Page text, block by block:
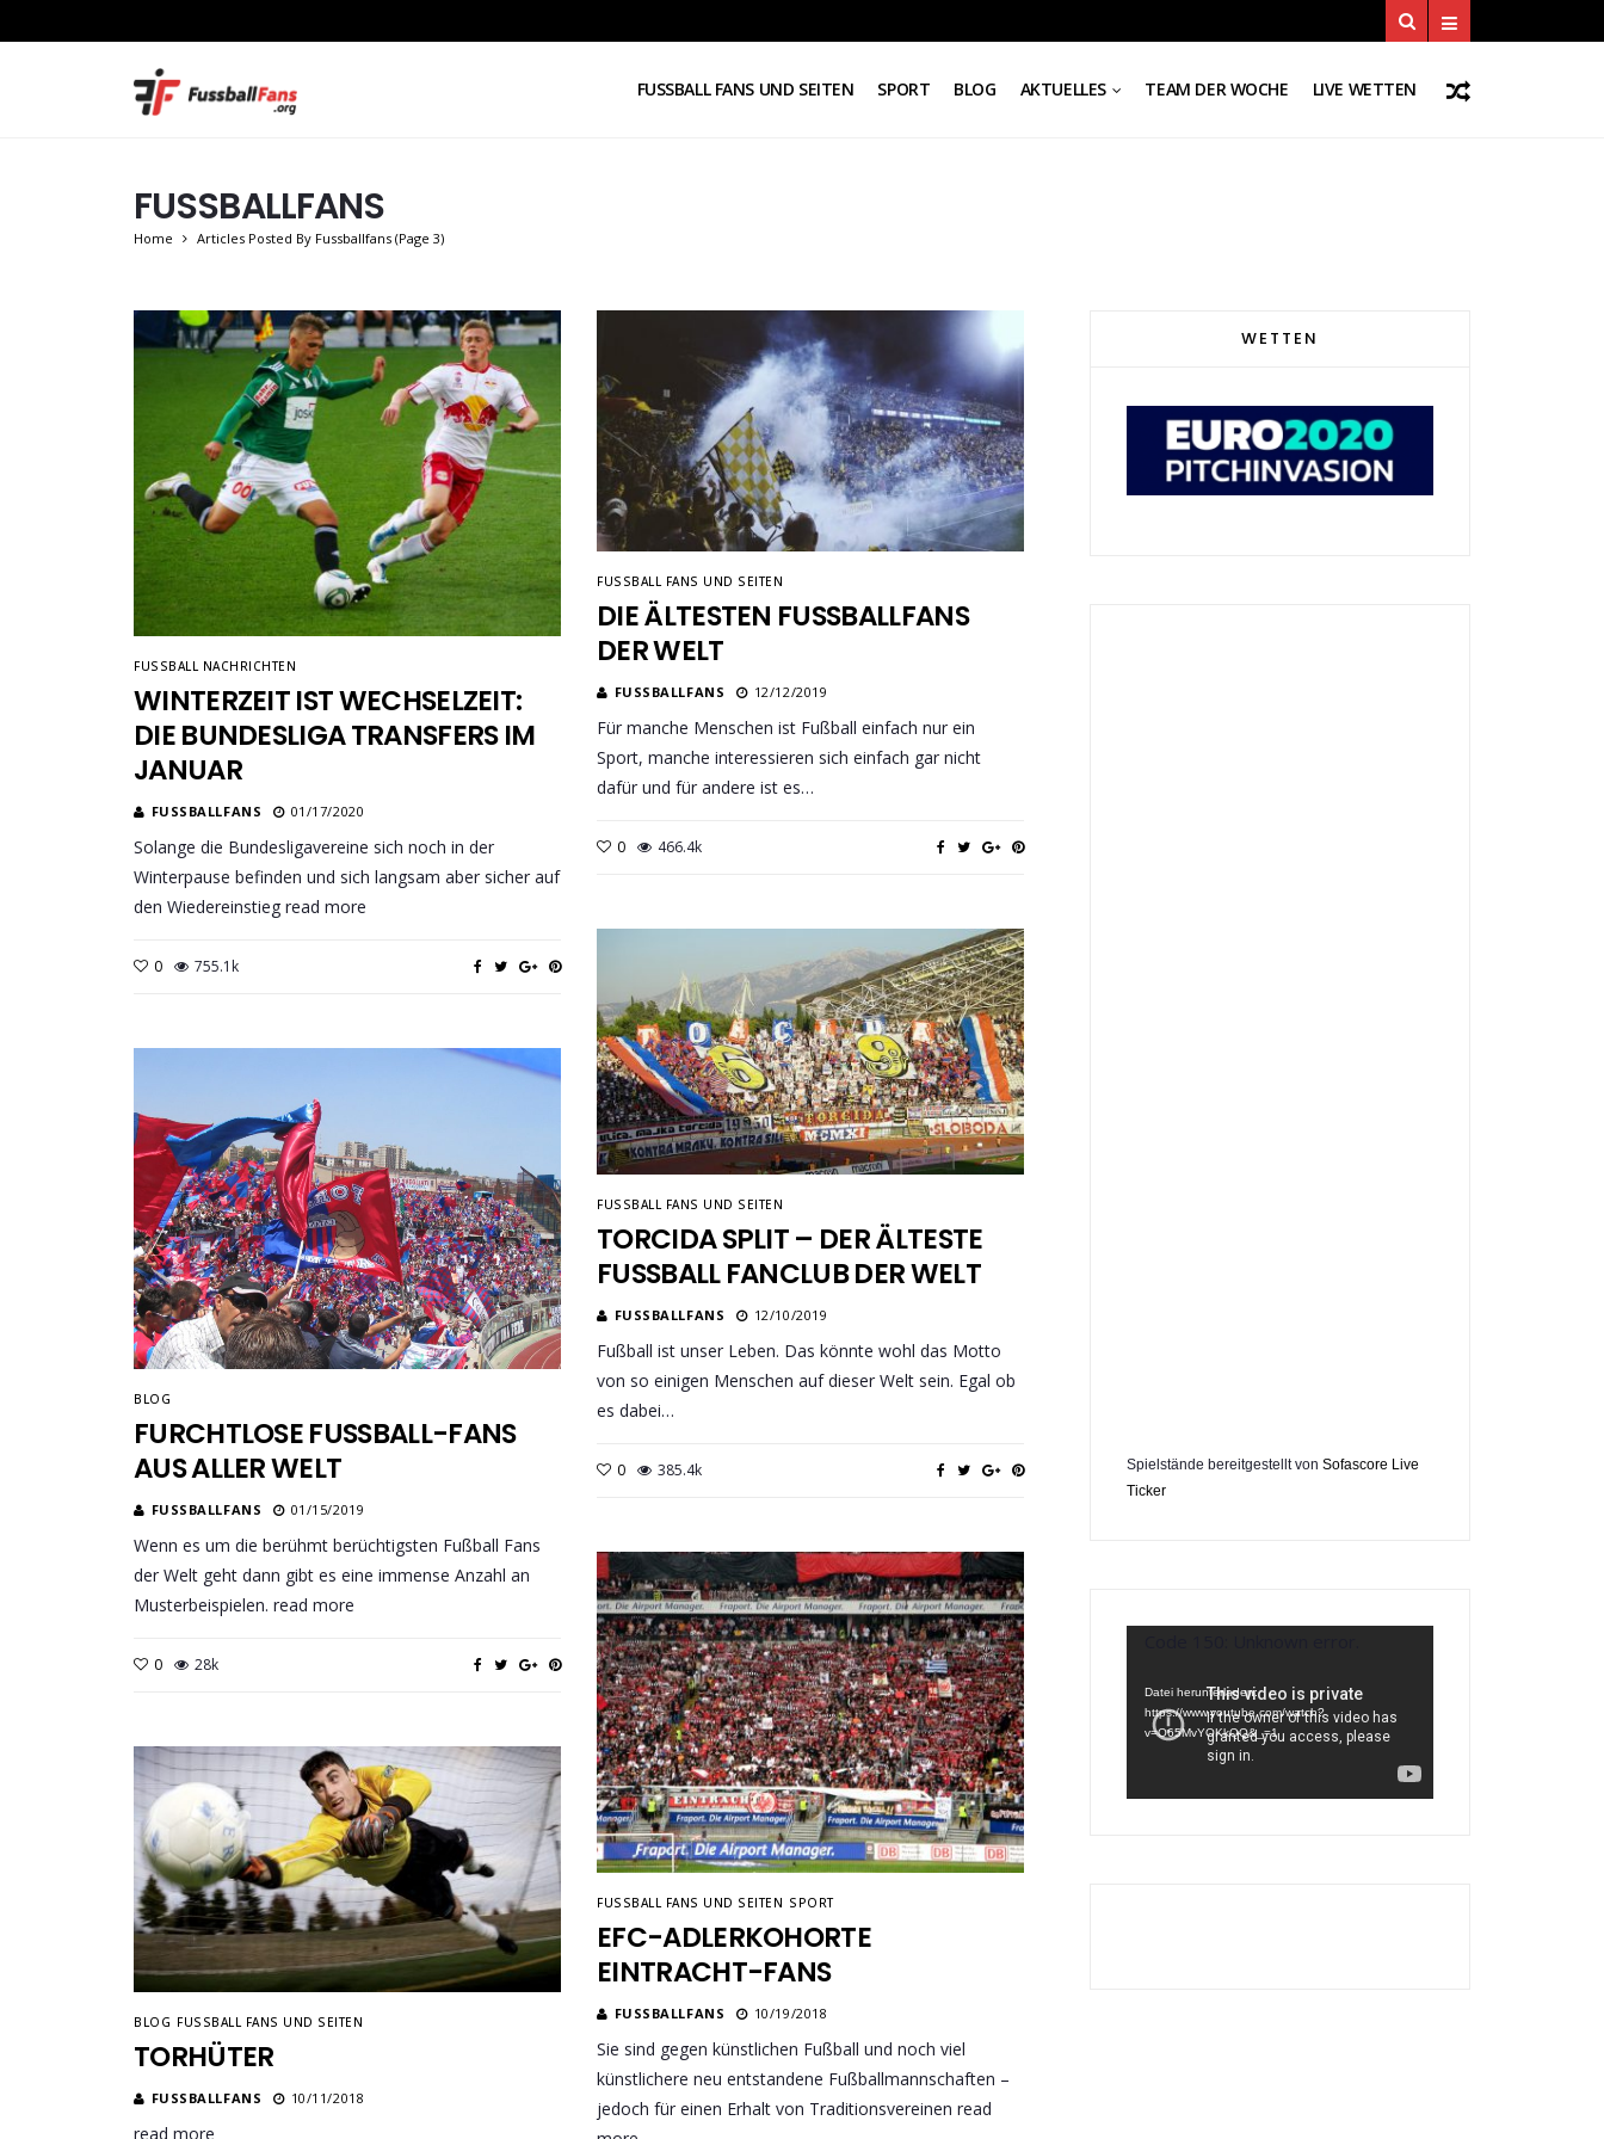
FUSSBALL FANS UND SEITEN SPORT BLOG AKTUELLES TEAM DER WOCHE LIVE WETTEN
FUSSBALLFANS
Home Articles Posted By Fussballfans (Page 3)
FUSSBALL NACHRICHTEN
WINTERZEIT IST WECHSELZEIT:
DIE BUNDESLIGA TRANSFERS IM
JANUAR
FUSSBALLFANS 01/17/2020
Solange die Bundesligavereine sich noch in der
Winterpause befinden und sich langsam aber sicher auf
den Wiedereinstieg read more
0 755.1k
FUSSBALL FANS UND SEITEN
DIE ÄLTESTEN FUSSBALLFANS D
ER WELT
FUSSBALLFANS 12/12/2019
Für manche Menschen ist Fußball einfach nur ein
Sport, manche interessieren sich einfach gar nicht
dafür und für andere ist es…
0 466.4k
FUSSBALL FANS UND SEITEN
TORCIDA SPLIT – DER ÄLTESTE
FUSSBALL FANCLUB DER WELT
FUSSBALLFANS 12/10/2019
Fußball ist unser Leben. Das könnte wohl das Motto
von so einigen Menschen auf dieser Welt sein. Egal ob
es dabei…
0 385.4k
BLOG
FURCHTLOSE FUSSBALL-FANS A
US ALLER WELT
FUSSBALLFANS 01/15/2019
Wenn es um die berühmt berüchtigsten Fußball Fans
der Welt geht dann gibt es eine immense Anzahl an
Musterbeispielen. read more
0 28k
FUSSBALL FANS UND SEITEN SPORT
EFC-ADLERKOHORTE
EINTRACHT-FANS
FUSSBALLFANS 10/19/2018
Sie sind gegen künstlichen Fußball und noch viel
künstlichere neu entstandene Fußballmannschaften –
jedoch für einen Erhalt von Traditionsvereinen read
BLOG FUSSBALL FANS UND SEITEN
TORHÜTER
FUSSBALLFANS 10/11/2018
read more
WETTEN
Spielstände bereitgestellt vonSofascore Live
Ticker
Datei herunterladen:
https://www.youtube.com/watch?
v=O65MvYOKkQQ&_=1